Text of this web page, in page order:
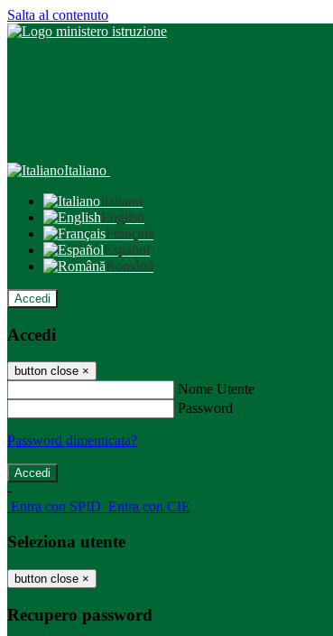
Salta al contenuto
Italiano
Italiano
English
Français
Español
Română
Accedi
Accedi
button close ×
Nome Utente
Password
Password dimenticata?
-
Entra con SPID Entra con CIE
Seleziona utente
button close ×
Recupero password